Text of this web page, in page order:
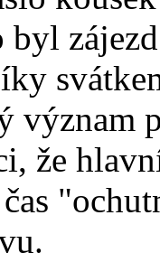
byl
význam
že